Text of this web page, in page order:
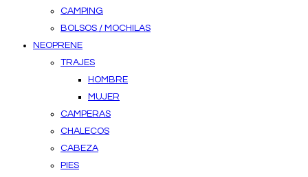
CAMPING
BOLSOS / MOCHILAS
NEOPRENE
TRAJES
HOMBRE
MUJER
CAMPERAS
CHALECOS
CABEZA
PIES